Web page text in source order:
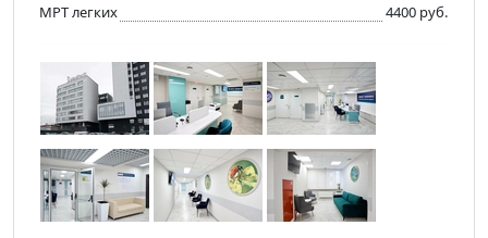
МРТ легких 4400 руб.